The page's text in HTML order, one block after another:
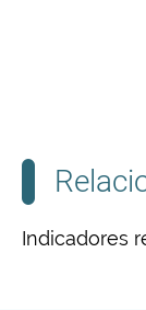
Indicadores